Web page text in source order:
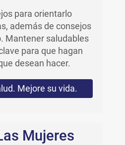
para orientarlo
además de consejos
Mantener saludables
para que hagan
desean hacer.
Mejore su vida.
Mujeres